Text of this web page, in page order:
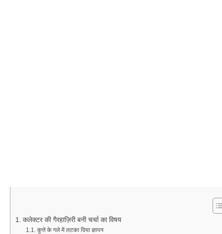
कलेक्टर की गैरहाज़िरी बनी चर्चा का विषय
कुत्ते के गले में लटका दिया ज्ञापन